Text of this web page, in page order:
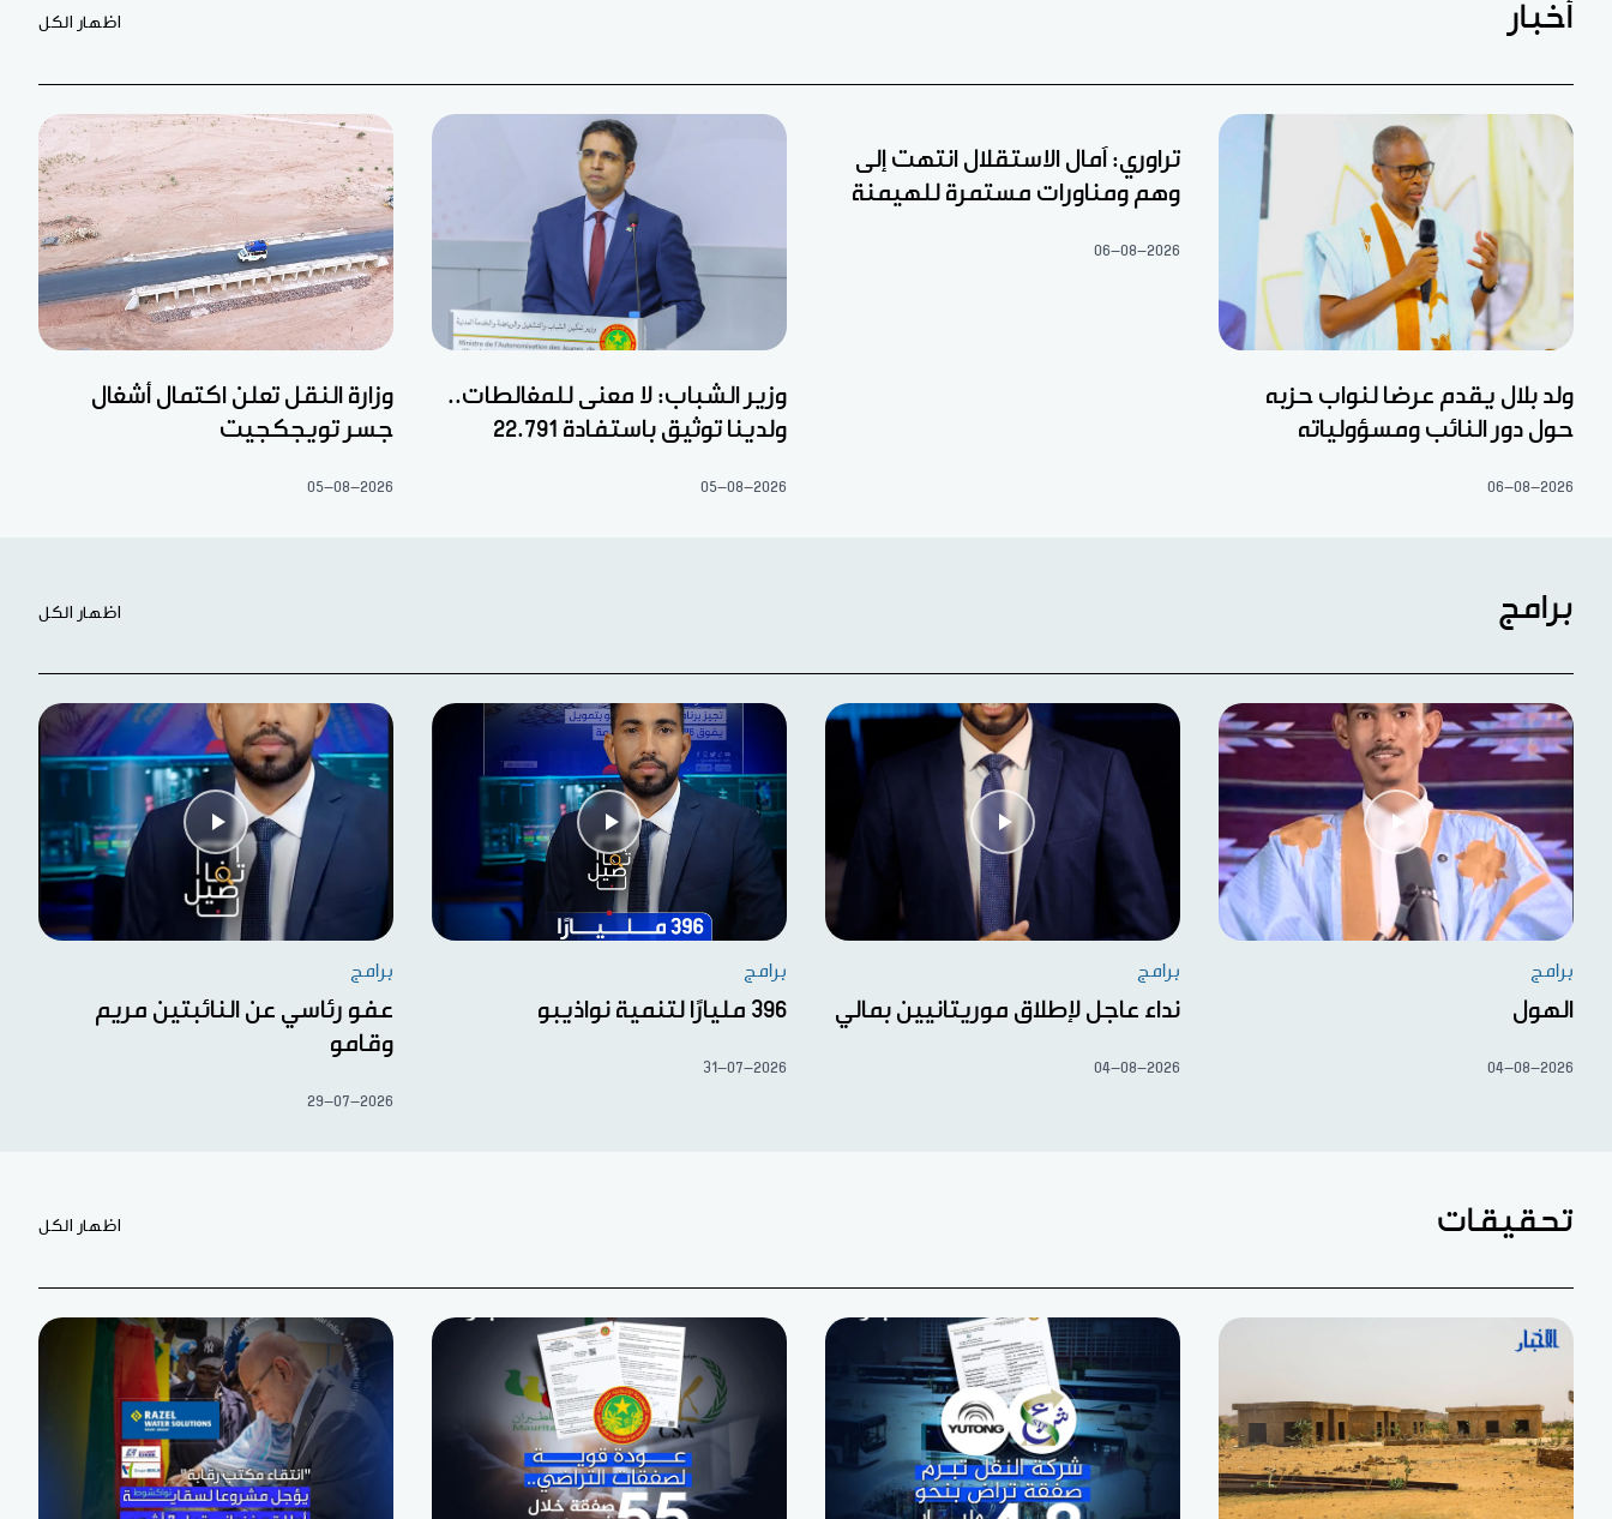
أخبار اظهار الكل
ولد بلال يقدم عرضا لنواب حزبه
حول دور النائب ومسؤولياته
06-08-2026
تراوري: آمال الاستقلال انتهت إلى
وهم ومناورات مستمرة للهيمنة
06-08-2026
وزير الشباب: لا معنى للمغالطات..
ولدينا توثيق باستفادة 22.791
05-08-2026
وزارة النقل تعلن اكتمال أشغال
جسر تويجكجيت
05-08-2026
برامج اظهار الكل
برامج
الهول
04-08-2026
برامج
نداء عاجل لإطلاق موريتانيين بمالي
04-08-2026
برامج
396 مليارًا لتنمية نواذيبو
31-07-2026
برامج
عفو رئاسي عن النائبتين مريم
وقامو
29-07-2026
تحقيقات اظهار الكل